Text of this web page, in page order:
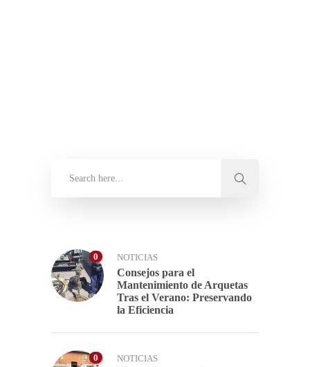
0 NOTICIAS
Consejos para el
Mantenimiento de Arquetas
Tras el Verano: Preservando
la Eficiencia
0 NOTICIAS